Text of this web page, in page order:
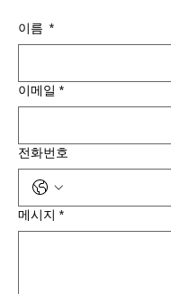
이름 *
이메일 *
전화번호
메시지 *